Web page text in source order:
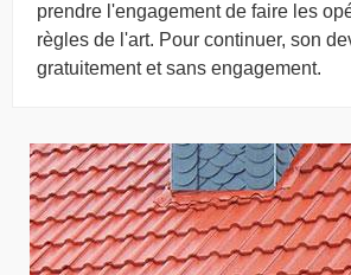
prendre l'engagement de faire les
règles de l'art. Pour continuer, son
gratuitement et sans engagement.